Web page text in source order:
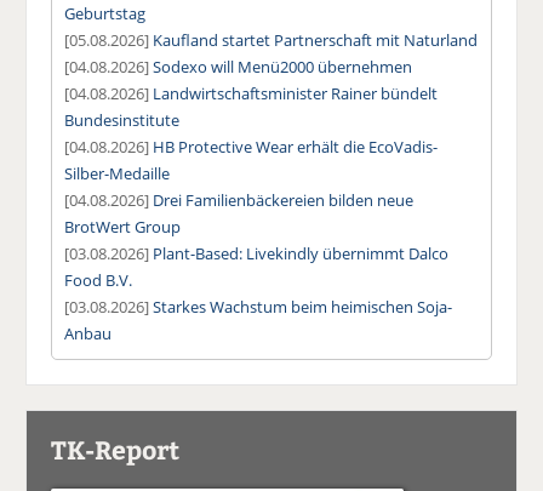
Geburtstag
[05.08.2026] Kaufland startet Partnerschaft mit Naturland
[04.08.2026]Sodexo will Menü2000 übernehmen
[04.08.2026] Landwirtschaftsminister Rainer bündelt
Bundesinstitute
[04.08.2026] HB Protective Wear erhält die EcoVadis-
Silber-Medaille
[04.08.2026] Drei Familienbäckereien bilden neue
BrotWert Group
[03.08.2026] Plant-Based: Livekindly übernimmt Dalco
Food B.V.
[03.08.2026]Starkes Wachstum beim heimischen Soja-
Anbau
TK-Report